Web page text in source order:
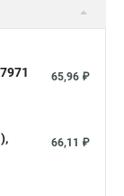
65,96 ₽
66,11 ₽